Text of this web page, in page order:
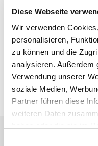
Diese Webseite
Wir verwenden
personalisieren,
zu können und die
analysieren. Außerdem
Verwendung unserer
soziale Medien,
Partner führen diese
weiteren Daten
Produktbeschreibung
Scherentürschließer für
1250 mm inkl.